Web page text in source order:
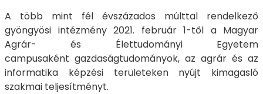
A több mint fél évszázados múlttal rendelkező
gyöngyösi intézmény 2021. február 1-től a Magyar
Agrár- és Élettudományi Egyetem
campusaként gazdaságtudományok, az agrár és az
informatika képzési területeken nyújt kimagasló
szakmai teljesítményt.